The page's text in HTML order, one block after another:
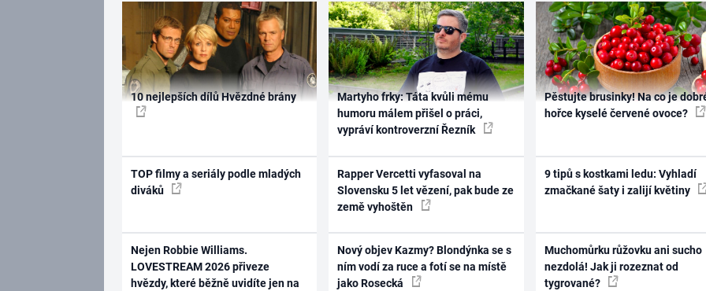
10 nejlepších dílů Hvězdné brány
TOP filmy a seriály podle mladých
diváků
Nejen Robbie Williams.
LOVESTREAM 2026 přiveze
hvězdy, které běžně uvidíte jen na
Martyho frky: Táta kvůli mému
humoru málem přišel o práci,
vypráví kontroverzní Řezník
Rapper Vercetti vyfasoval na
Slovensku 5 let vězení, pak bude ze
země vyhoštěn
Nový objev Kazmy? Blondýnka se s
ním vodí za ruce a fotí se na místě
jako Rosecká
Pěstujte brusinky! Na co je
hořce kyselé červené ovoce?
9 tipů s kostkami ledu: Vyhladí
zmačkané šaty i zalijí květiny
Muchomůrku růžovku ani sucho
nezdolá! Jak ji rozeznat od
tygrované?